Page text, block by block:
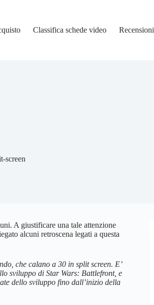
Classifica schede video Recensioni
screen
A giustificare una tale attenzione
alcuni retroscena legati a questa
che calano a 30 in split screen. E’
sviluppo di Star Wars: Battlefront, e
dello sviluppo fino dall’inizio della